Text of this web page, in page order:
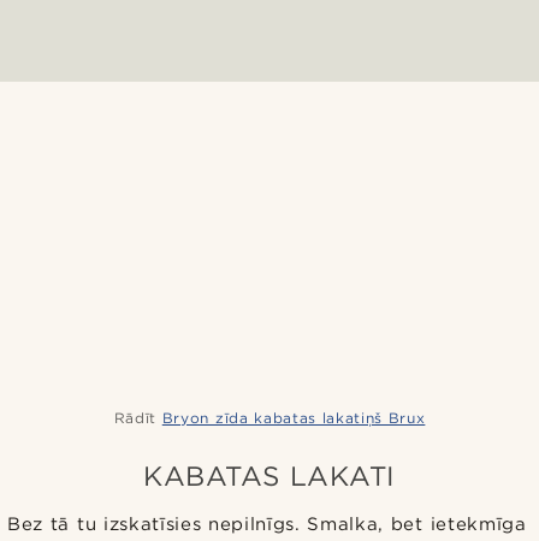
Rādīt Bryon zīda kabatas lakatiņš Brux
KABATAS LAKATI
Bez tā tu izskatīsies nepilnīgs. Smalka, bet ietekmīga